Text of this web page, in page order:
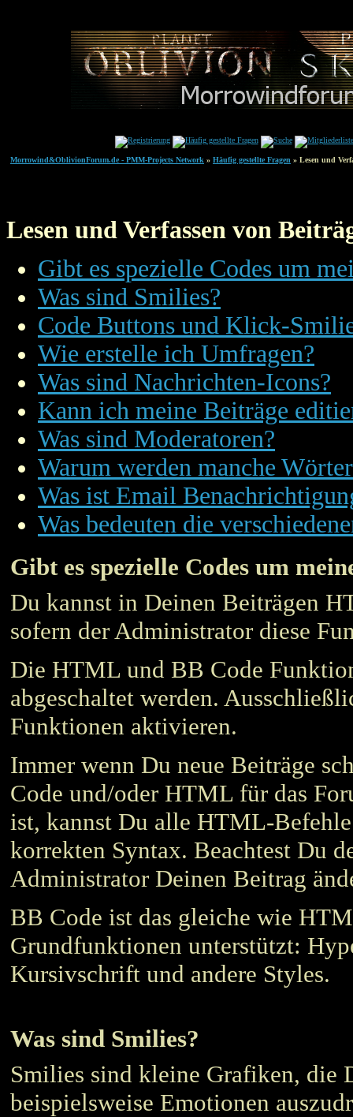
Morrowind&OblivionForum.de - PMM-Projects Network » Häufig gestellte Fragen » Lesen und
Lesen und Verfassen von
Gibt es spezielle Codes um
Was sind Smilies?
Code Buttons und Klick-
Wie erstelle ich Umfragen?
Was sind Nachrichten-Icons?
Kann ich meine Beiträge
Was sind Moderatoren?
Warum werden manche
Was ist Email
Was bedeuten die
Gibt es spezielle Codes um
Du kannst in Deinen Beiträgen
sofern der Administrator diese
Die HTML und BB Code
abgeschaltet werden.
Funktionen aktivieren.
Immer wenn Du neue Beiträge
Code und/oder HTML für das
ist, kannst Du alle HTML-
korrekten Syntax. Beachtest Du
Administrator Deinen Beitrag
BB Code ist das gleiche wie
Grundfunktionen unterstützt:
Kursivschrift und andere Styles.
Was sind Smilies?
Smilies sind kleine Grafiken, die
beispielsweise Emotionen